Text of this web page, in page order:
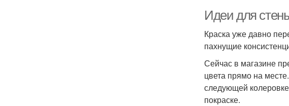
Идеи для
Краска уже давно
пахнущие
Сейчас в магазине
цвета прямо на
следующей
покраске.